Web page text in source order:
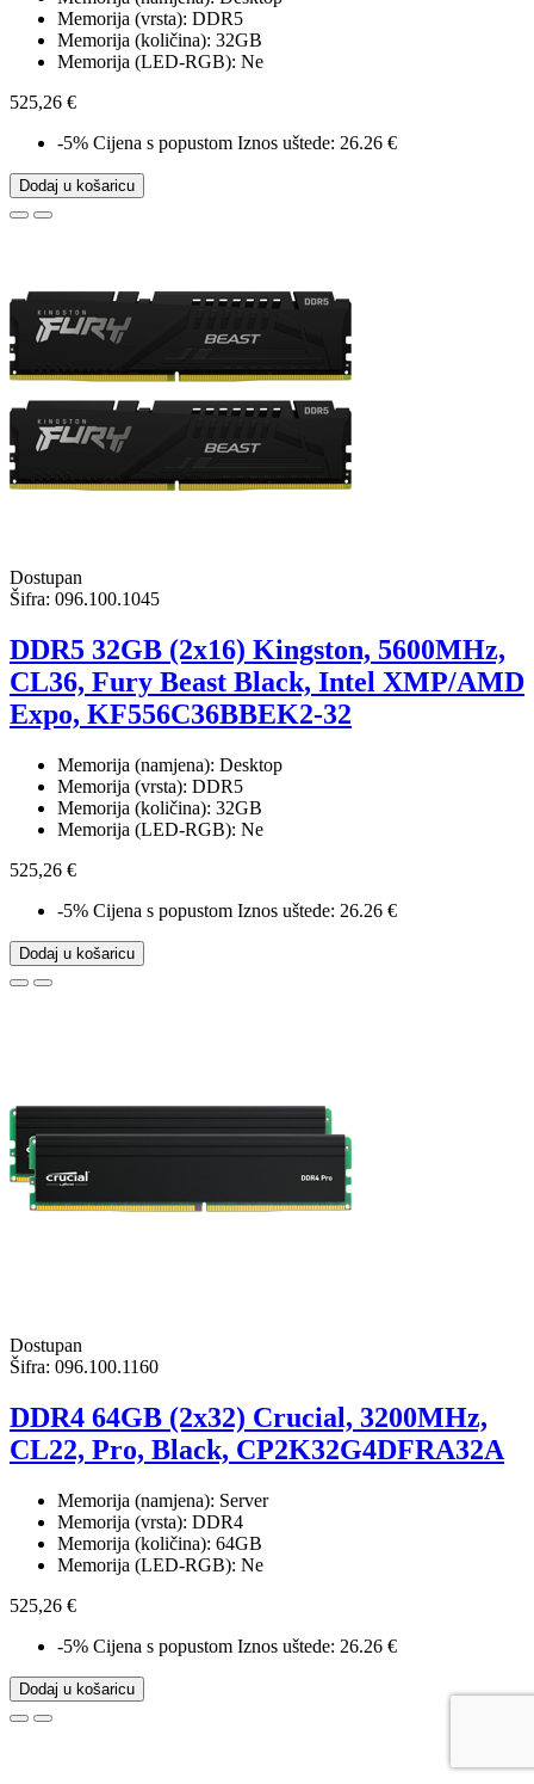
Memorija (vrsta): DDR5
Memorija (količina): 32GB
Memorija (LED-RGB): Ne
525,26 €
-5% Cijena s popustom Iznos uštede: 26.26 €
Dodaj u košaricu
Dostupan
Šifra: 096.100.1045
DDR5 32GB (2x16) Kingston, 5600MHz,
CL36, Fury Beast Black, Intel XMP/AMD
Expo, KF556C36BBEK2-32
Memorija (namjena): Desktop
Memorija (vrsta): DDR5
Memorija (količina): 32GB
Memorija (LED-RGB): Ne
525,26 €
-5% Cijena s popustom Iznos uštede: 26.26 €
Dodaj u košaricu
Dostupan
Šifra: 096.100.1160
DDR4 64GB (2x32) Crucial, 3200MHz,
CL22, Pro, Black, CP2K32G4DFRA32A
Memorija (namjena): Server
Memorija (vrsta): DDR4
Memorija (količina): 64GB
Memorija (LED-RGB): Ne
525,26 €
-5% Cijena s popustom Iznos uštede: 26.26 €
Dodaj u košaricu